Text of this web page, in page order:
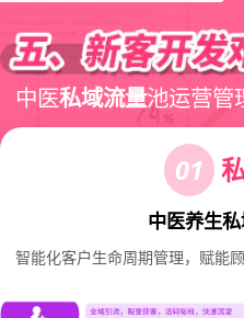
中医私域流量池运营管
01
中医养生
智能化客户生命周期管理，赋能